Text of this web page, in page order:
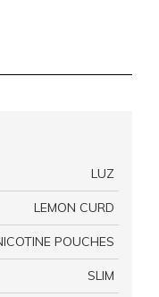
LUZ
LEMON CURD
POUCHES
SLIM